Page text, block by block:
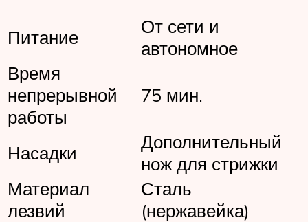
Питание
От сети и
автономное
Время
непрерывной
работы
75 мин.
Насадки
Дополнительный
нож для стрижки
Материал
лезвий
Сталь
(нержавейка)